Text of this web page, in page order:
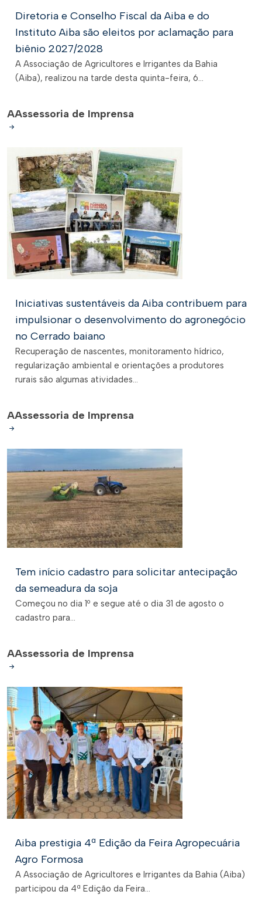
Diretoria e Conselho Fiscal da Aiba e do
Instituto Aiba são eleitos por aclamação para
biênio 2027/2028
A Associação de Agricultores e Irrigantes da Bahia
(Aiba), realizou na tarde desta quinta-feira, 6...
AAssessoria de Imprensa
Iniciativas sustentáveis da Aiba contribuem para
impulsionar o desenvolvimento do agronegócio
no Cerrado baiano
Recuperação de nascentes, monitoramento hídrico,
regularização ambiental e orientações a produtores
rurais são algumas atividades...
AAssessoria de Imprensa
Tem início cadastro para solicitar antecipação
da semeadura da soja
Começou no dia 1º e segue até o dia 31 de agosto o
cadastro para...
AAssessoria de Imprensa
Aiba prestigia 4ª Edição da Feira Agropecuária
Agro Formosa
A Associação de Agricultores e Irrigantes da Bahia (Aiba)
participou da 4ª Edição da Feira...